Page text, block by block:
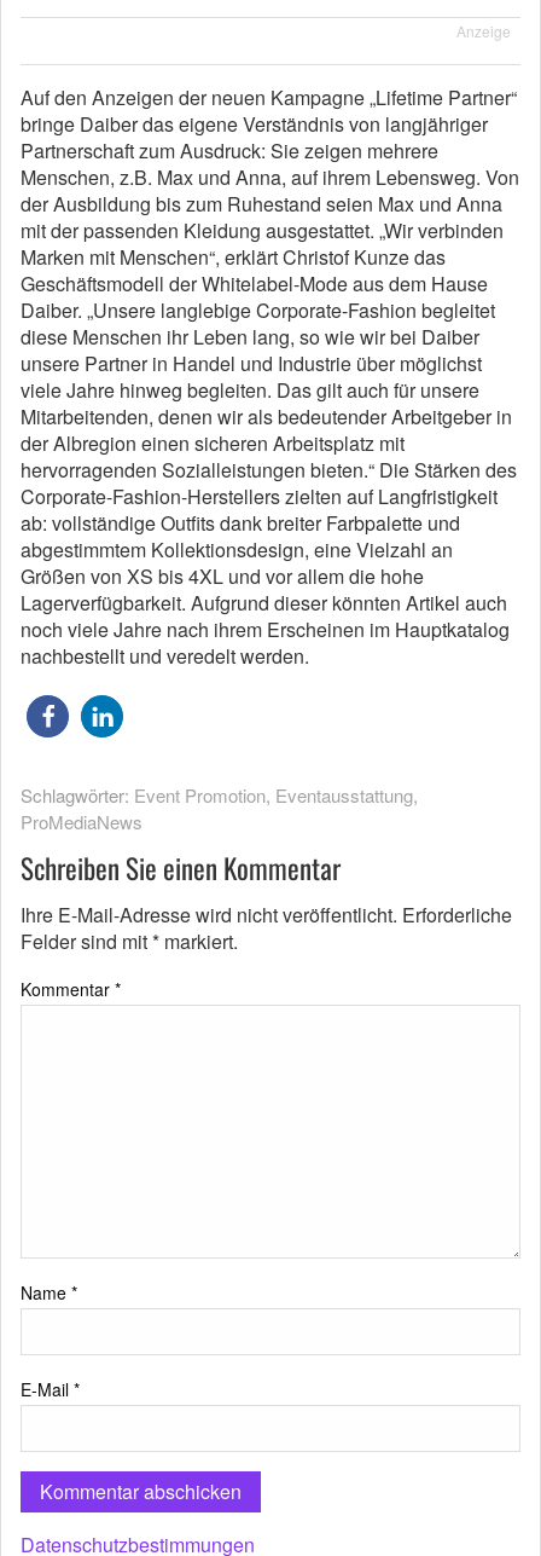
Anzeige
Auf den Anzeigen der neuen Kampagne „Lifetime Partner“
bringe Daiber das eigene Verständnis von langjähriger
Partnerschaft zum Ausdruck: Sie zeigen mehrere
Menschen, z.B. Max und Anna, auf ihrem Lebensweg. Von
der Ausbildung bis zum Ruhestand seien Max und Anna
mit der passenden Kleidung ausgestattet. „Wir verbinden
Marken mit Menschen“, erklärt Christof Kunze das
Geschäftsmodell der Whitelabel-Mode aus dem Hause
Daiber. „Unsere langlebige Corporate-Fashion begleitet
diese Menschen ihr Leben lang, so wie wir bei Daiber
unsere Partner in Handel und Industrie über möglichst
viele Jahre hinweg begleiten. Das gilt auch für unsere
Mitarbeitenden, denen wir als bedeutender Arbeitgeber in
der Albregion einen sicheren Arbeitsplatz mit
hervorragenden Sozialleistungen bieten.“ Die Stärken des
Corporate-Fashion-Herstellers zielten auf Langfristigkeit
ab: vollständige Outfits dank breiter Farbpalette und
abgestimmtem Kollektionsdesign, eine Vielzahl an
Größen von XS bis 4XL und vor allem die hohe
Lagerverfügbarkeit. Aufgrund dieser könnten Artikel auch
noch viele Jahre nach ihrem Erscheinen im Hauptkatalog
nachbestellt und veredelt werden.
Schlagwörter: Event Promotion, Eventausstattung,
ProMediaNews
Schreiben Sie einen Kommentar
Ihre E-Mail-Adresse wird nicht veröffentlicht. Erforderliche
Felder sind mit* markiert.
Kommentar *
Name *
E-Mail *
Datenschutzbestimmungen